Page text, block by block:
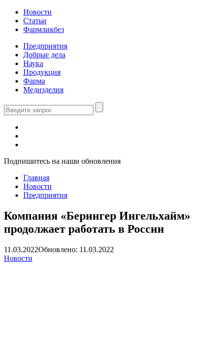
Новости
Статьи
Фармликбез
Предприятия
Добрые дела
Наука
Продукция
Фарма
Медизделия
Подпишитесь на наши обновления
Главная
Новости
Предприятия
Компания «Берингер Ингельхайм»
продолжает работать в России
11.03.2022Обновлено: 11.03.2022
Новости